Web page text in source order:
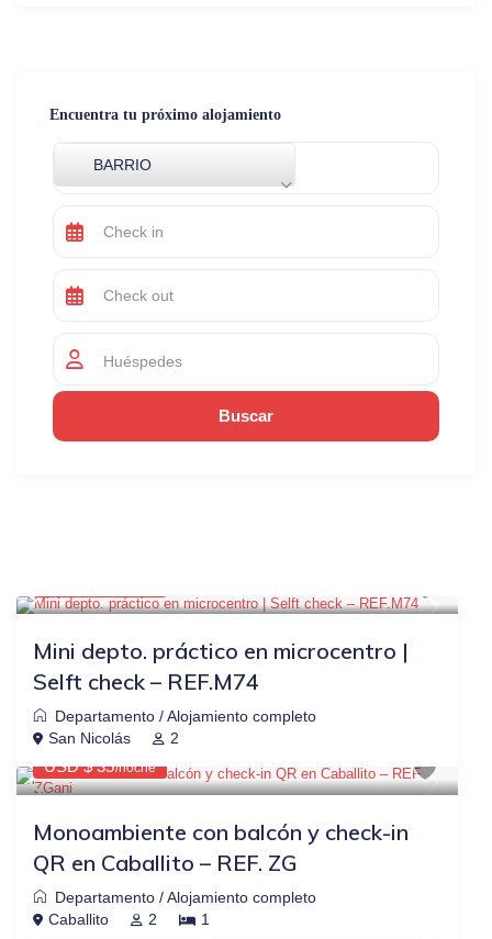
Encuentra tu próximo alojamiento
BARRIO
Huéspedes
Mini depto. práctico en microcentro |
Selft check – REF.M74
Departamento /Alojamiento completo
San Nicolás
2
OTRAS PLATAFORMAS $44 -20%
USD $ 35/noche
Monoambiente con balcón y check-in
QR en Caballito – REF. ZG
Departamento /Alojamiento completo
Caballito
2 1
OTRAS PLATAFORMAS $44 -20%